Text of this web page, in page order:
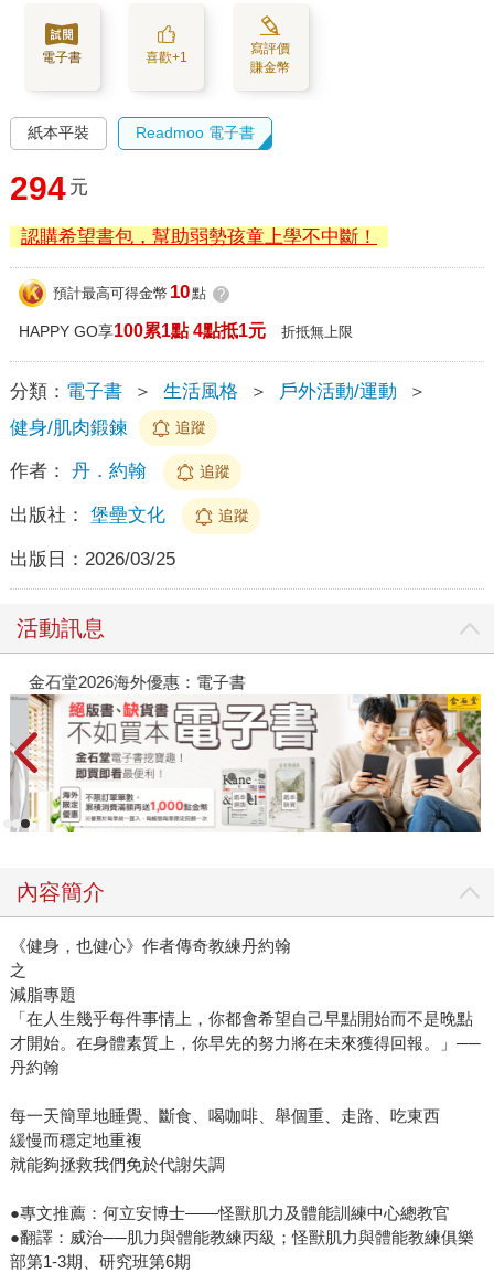
電子書 喜歡+1
寫評價
賺金幣
紙本平裝 Readmoo 電子書
294 元
認購希望書包，幫助弱勢孩童上學不中斷！
預計最高可得金幣 10點 ?
HAPPY GO享100累1點 4點抵1元 折抵無上限
分類： 電子書 ＞ 生活風格 ＞ 戶外活動/運動
＞
健身/肌肉鍛鍊
追蹤
作者： 丹．約翰 追蹤
出版社： 堡壘文化 追蹤
出版日： 2026/03/25
活動訊息
金石堂2026海外優惠：電子書
內容簡介
《健身，也健心》作者傳奇教練丹約翰
之
減脂專題
「在人生幾乎每件事情上，你都會希望自己早點開始而不是晚點
才開始。在身體素質上，你早先的努力將在未來獲得回報。」──
丹約翰
每一天簡單地睡覺、斷食、喝咖啡、舉個重、走路、吃東西
緩慢而穩定地重複
就能夠拯救我們免於代謝失調
●專文推薦：何立安博士——怪獸肌力及體能訓練中心總教官
●翻譯：威治──肌力與體能教練丙級；怪獸肌力與體能教練俱樂
部第1-3期、研究班第6期